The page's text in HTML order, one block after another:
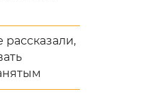
рассказали,